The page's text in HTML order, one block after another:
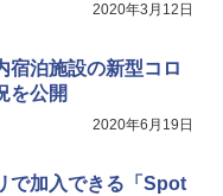
2020年3月12日
宿泊施設の新型コロ
を公開
2020年6月19日
で加入できる「Spot